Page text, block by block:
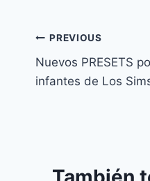
Navegación
de
PREVIOUS
Nuevos PRESETS
infantes de Los